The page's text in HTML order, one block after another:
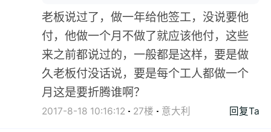
老板说过了，做一年给他签工，没说要他
付，他做一个月不做了就应该他付，这些
来之前都说过的，一般都是这样，要是做
久老板付没话说，要是每个工人都做一个
月这是要折腾谁啊？
2017-8-18 10:16:12 27楼 意大利 回复Ta